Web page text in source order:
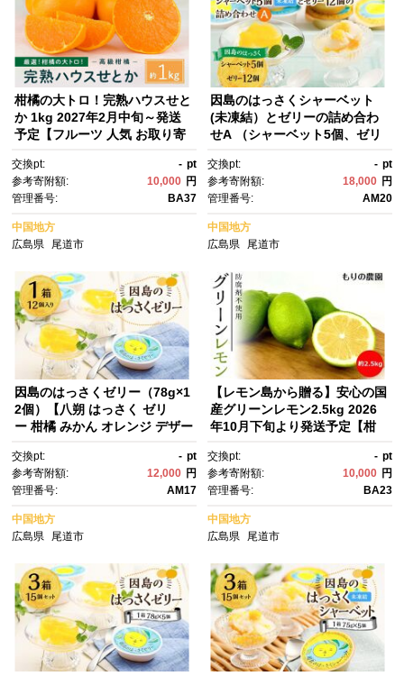
柑橘の大トロ！完熟ハウスせと
か 1kg 2027年2月中旬～発送
予定【フルーツ 人気 お取り寄
ェみかん みかん せとか 柑橘 果
物 フルーツ 産地直送 人気 おす
すめ 瀬戸内 広島県 尾道市】
交換pt: - pt
参考寄附額:
10,000 円
管理番号:
BA37
中国地方
広島県
尾道市
因島のはっさくシャーベット
(未凍結）とゼリーの詰め合わ
せA （シャーベット5個、ゼリ
ま銘菓 八朔 はっさくゼリー ス
ウィーツ 菓子 贈り物 土産 広島
県 尾道市】
交換pt: - pt
参考寄附額:
18,000 円
管理番号:
AM20
中国地方
広島県
尾道市
因島のはっさくゼリー（78g×1
2個）【八朔 はっさく ゼリ
ー 柑橘 みかん オレンジ デザー
県 尾道市】
交換pt: - pt
参考寄附額:
12,000 円
管理番号:
AM17
中国地方
広島県
尾道市
【レモン島から贈る】安心の国
産グリーンレモン2.5kg 2026
年10月下旬より発送予定【柑
め 瀬戸内 広島県 尾道市】
交換pt: - pt
参考寄附額:
10,000 円
管理番号:
BA23
中国地方
広島県
尾道市